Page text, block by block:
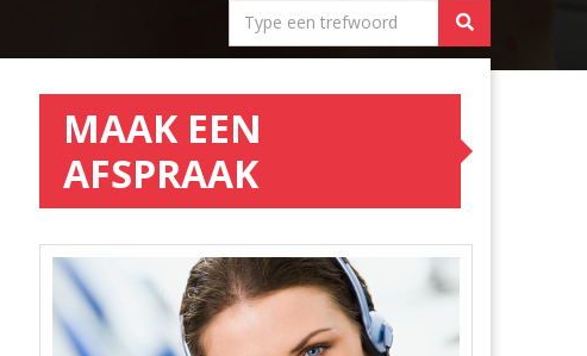
MAAK EEN
AFSPRAAK